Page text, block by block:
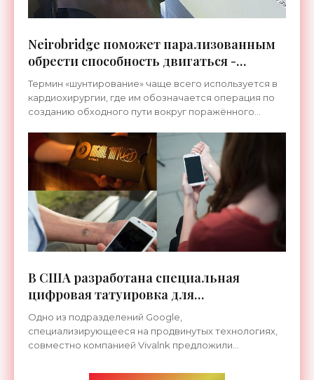
Neirobridge поможет парализованным
обрести способность двигаться -
«Технологии»
Термин «шунтирование» чаще всего используется в
кардиохирургии, где им обозначается операция по
созданию обходного пути вокруг поражённого
группой
В США разработана специальная
цифровая татуировка для
разблокировки смартфона - «Гаджеты»
Одно из подразделений Google,
специализирующееся на продвинутых технологиях,
совместно компанией Vivalnk предложили
доступа в смартфон Moto X клеящиеся на